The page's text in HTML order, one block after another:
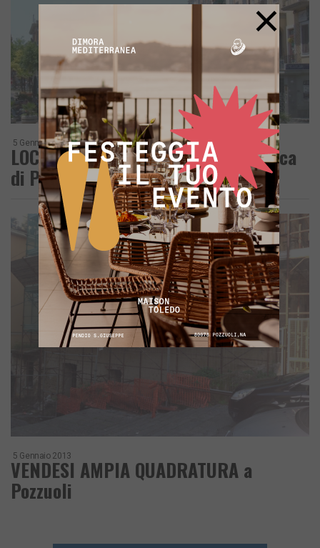
5 Gennaio 2013
LOCASI UFFICIO ubicato in Repubblica
di Pozzuoli
5 Gennaio 2013
VENDESI AMPIA QUADRATURA a
Pozzuoli
×